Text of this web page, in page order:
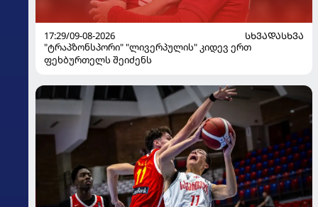
17:29/09-08-2026
ᲡᲮᲕᲐᲓᲐᲡᲮᲕᲐ
"ტრაპზონსპორი" "ლივერპულის" კიდევ ერთ
ფეხბურთელს შეიძენს